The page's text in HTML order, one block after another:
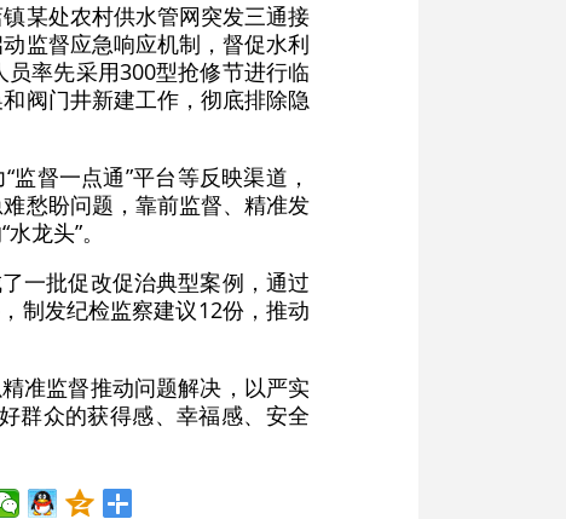
某处农村供水管网突发三通接
监督应急响应机制，督促水利
率先采用300型抢修节进行临
阀门井新建工作，彻底排除隐
督一点通”平台等反映渠道，
愁盼问题，靠前监督、精准发
龙头”。
一批促改促治典型案例，通过
制发纪检监察建议12份，推动
准监督推动问题解决，以严实
群众的获得感、幸福感、安全